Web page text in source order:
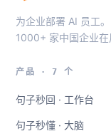
为企业部署 AI 员工。
1000+ 家中国企业在
产品 · 7 个
句子秒回 · 工作台
句子秒懂 · 大脑